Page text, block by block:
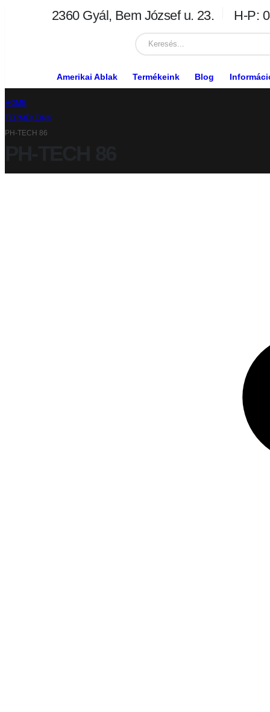
2360 Gyál, Bem József u. 23. H-P:
Amerikai Ablak Termékeink Blog
HOME
TERMÉKEINK
PH-TECH 86